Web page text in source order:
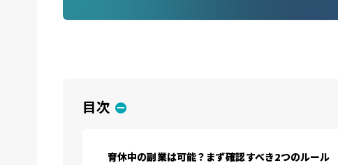
目次
育休中の副業は可能？まず確認すべき2つのルール